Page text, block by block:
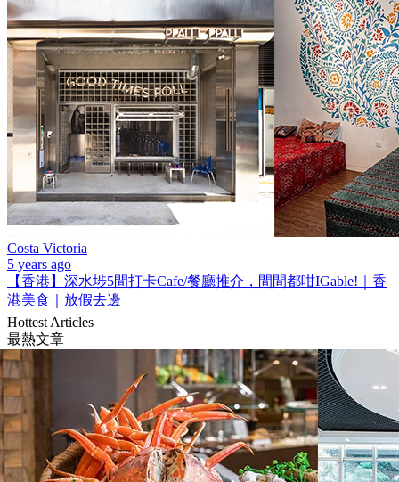
Costa Victoria
5 years ago
【香港】深水埗5間打卡Cafe/餐廳推介，間間都咁IGable!｜香
港美食｜放假去邊
Hottest Articles
最熱文章